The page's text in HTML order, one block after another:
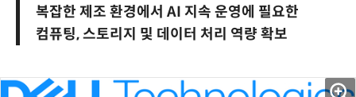
복잡한 제조 환경에서 AI 지속 운영에 필요한
컴퓨팅, 스토리지 및 데이터 처리 역량 확보